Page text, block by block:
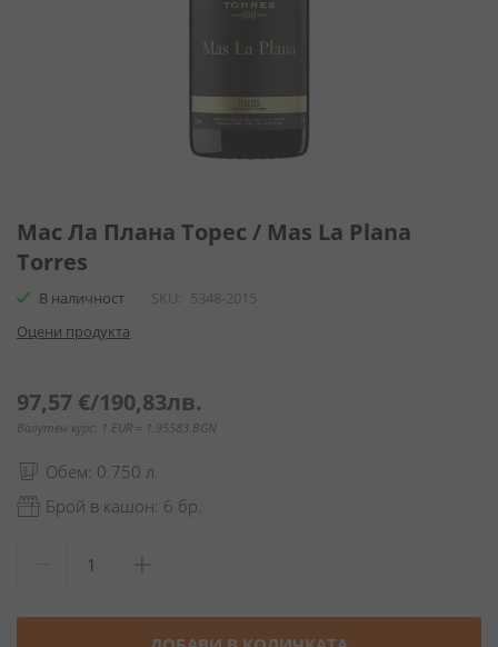
към
на
галерия
снимки
Мас Ла Плана Торес / Mas La Plana
Torres
В наличност SKU
5348-2015
Оцени продукта
97,57 €/190,83лв.
Валутен курс: 1 EUR = 1.95583 BGN
Обем: 0.750 л.
Брой в кашон: 6 бр.